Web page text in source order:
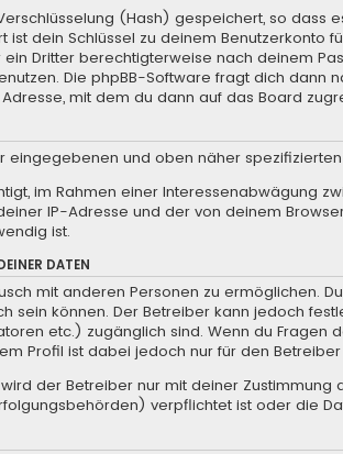
(Hash) gespeichert, so
ist dein Schlüssel zu deinem
Dritter berechtigterweise nach deinem
Die phpBB-Software fragt dich
mit dem du dann auf das Board
eingegebenen und oben näher
im Rahmen einer Interessenabwägung
IP-Adresse und der von deinem
ist.
DATEN
mit anderen Personen zu ermöglichen.
sein können. Der Betreiber kann jedoch
etc.) zugänglich sind. Wenn du
Profil ist dabei jedoch nur für den
der Betreiber nur mit deiner
verpflichtet ist oder die